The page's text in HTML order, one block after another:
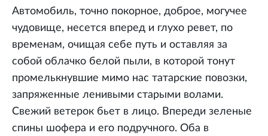
Автомобиль, точно покорное, доброе, могучее
чудовище, несется вперед и глухо ревет, по
временам, очищая себе путь и оставляя за
собой облачко белой пыли, в которой тонут
промелькнувшие мимо нас татарские повозки,
запряженные ленивыми старыми волами.
Свежий ветерок бьет в лицо. Впереди зеленые
спины шофера и его подручного. Оба в